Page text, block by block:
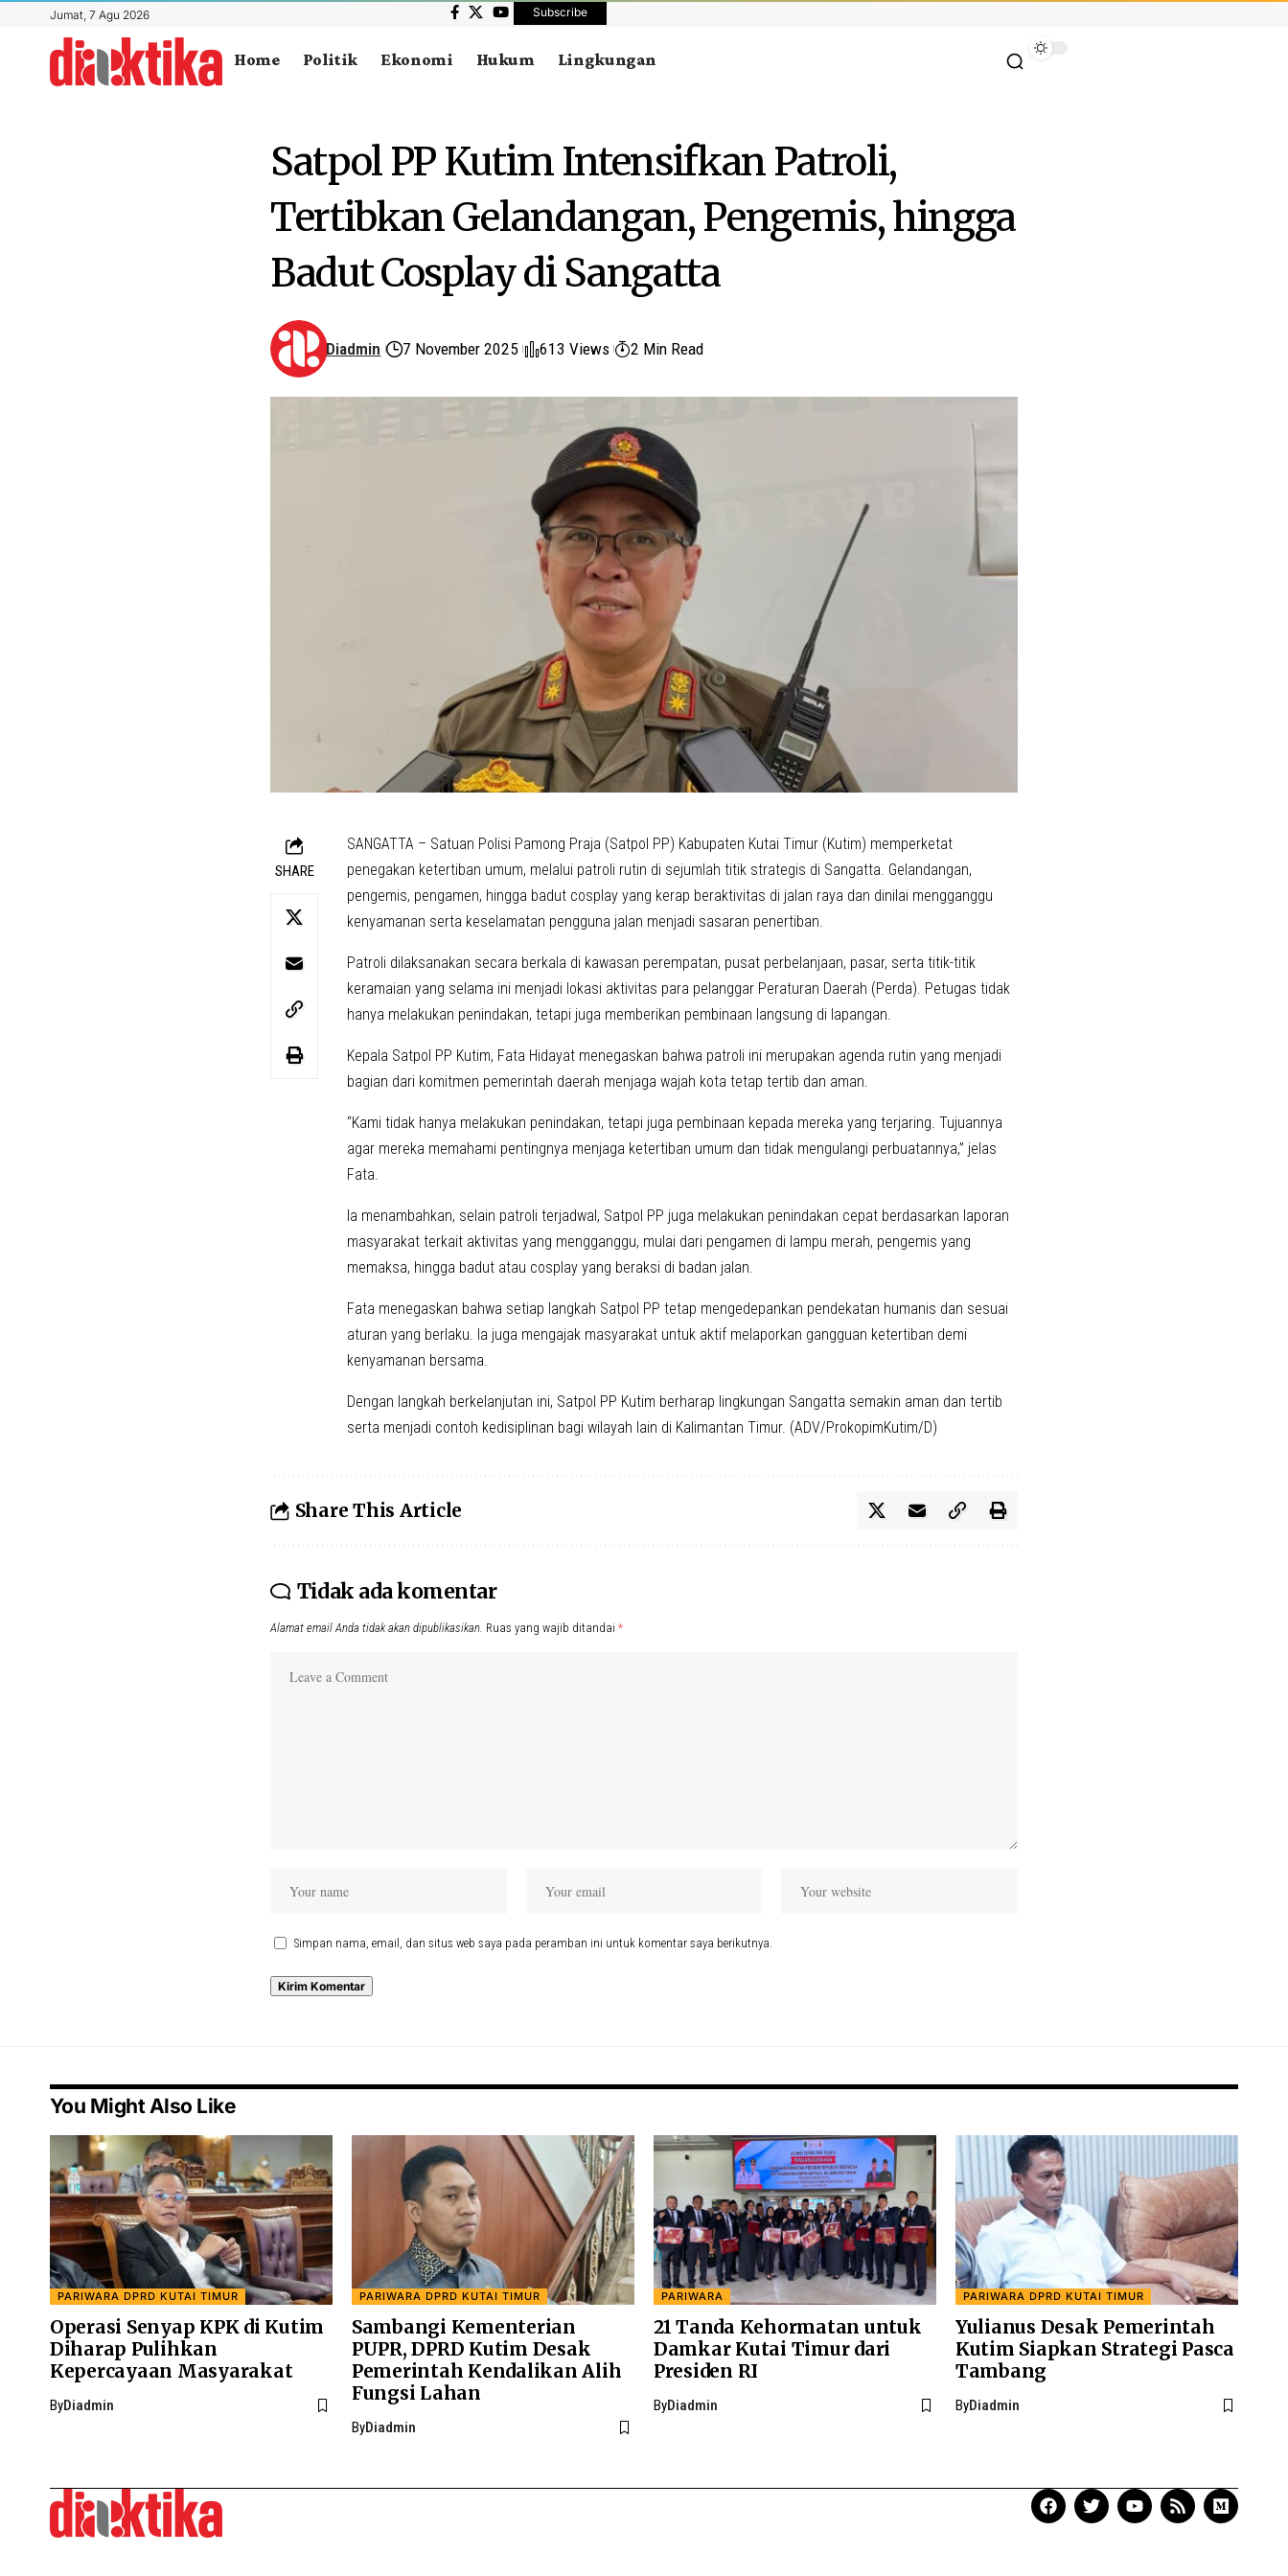
Jumat, 7 Agu 2026 Subscribe
Home Politik Ekonomi Hukum Lingkungan
Satpol PP Kutim Intensifkan Patroli,
Tertibkan Gelandangan, Pengemis, hingga
Badut Cosplay di Sangatta
Diadmin 7 November 2025 613 Views 2 Min Read
SHARE
SANGATTA – Satuan Polisi Pamong Praja (Satpol PP) Kabupaten Kutai Timur (Kutim) memperketat
penegakan ketertiban umum, melalui patroli rutin di sejumlah titik strategis di Sangatta. Gelandangan,
pengemis, pengamen, hingga badut cosplay yang kerap beraktivitas di jalan raya dan dinilai mengganggu
kenyamanan serta keselamatan pengguna jalan menjadi sasaran penertiban.
Patroli dilaksanakan secara berkala di kawasan perempatan, pusat perbelanjaan, pasar, serta titik-titik
keramaian yang selama ini menjadi lokasi aktivitas para pelanggar Peraturan Daerah (Perda). Petugas tidak
hanya melakukan penindakan, tetapi juga memberikan pembinaan langsung di lapangan.
Kepala Satpol PP Kutim, Fata Hidayat menegaskan bahwa patroli ini merupakan agenda rutin yang menjadi
bagian dari komitmen pemerintah daerah menjaga wajah kota tetap tertib dan aman.
“Kami tidak hanya melakukan penindakan, tetapi juga pembinaan kepada mereka yang terjaring. Tujuannya
agar mereka memahami pentingnya menjaga ketertiban umum dan tidak mengulangi perbuatannya,” jelas
Fata.
Ia menambahkan, selain patroli terjadwal, Satpol PP juga melakukan penindakan cepat berdasarkan laporan
masyarakat terkait aktivitas yang mengganggu, mulai dari pengamen di lampu merah, pengemis yang
memaksa, hingga badut atau cosplay yang beraksi di badan jalan.
Fata menegaskan bahwa setiap langkah Satpol PP tetap mengedepankan pendekatan humanis dan sesuai
aturan yang berlaku. Ia juga mengajak masyarakat untuk aktif melaporkan gangguan ketertiban demi
kenyamanan bersama.
Dengan langkah berkelanjutan ini, Satpol PP Kutim berharap lingkungan Sangatta semakin aman dan tertib
serta menjadi contoh kedisiplinan bagi wilayah lain di Kalimantan Timur. (ADV/ProkopimKutim/D)
Share This Article
Tidak ada komentar
Alamat email Anda tidak akan dipublikasikan. Ruas yang wajib ditandai *
Simpan nama, email, dan situs web saya pada peramban ini untuk komentar saya berikutnya.
You Might Also Like
PARIWARA DPRD KUTAI TIMUR
Operasi Senyap KPK di Kutim
Diharap Pulihkan
Kepercayaan Masyarakat
ByDiadmin
PARIWARA DPRD KUTAI TIMUR
Sambangi Kementerian
PUPR, DPRD Kutim Desak
Pemerintah Kendalikan Alih
Fungsi Lahan
ByDiadmin
PARIWARA
21 Tanda Kehormatan untuk
Damkar Kutai Timur dari
Presiden RI
ByDiadmin
PARIWARA DPRD KUTAI TIMUR
Yulianus Desak Pemerintah
Kutim Siapkan Strategi Pasca
Tambang
ByDiadmin